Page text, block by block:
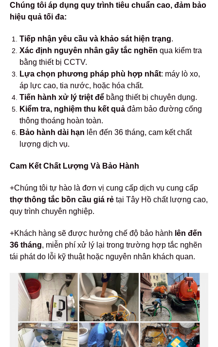
Chúng tôi áp dụng quy trình tiêu chuẩn cao, đảm bảo
hiệu quả tối đa:
Tiếp nhận yêu cầu và khảo sát hiện trạng.
Xác định nguyên nhân gây tắc nghẽn qua kiểm tra
bằng thiết bị CCTV.
Lựa chọn phương pháp phù hợp nhất: máy lò xo,
áp lực cao, tia nước, hoặc hóa chất.
Tiến hành xử lý triệt để bằng thiết bị chuyên dụng.
Kiểm tra, nghiệm thu kết quả đảm bảo đường cống
thông thoáng hoàn toàn.
Bảo hành dài hạn lên đến 36 tháng, cam kết chất
lượng dịch vụ.
Cam Kết Chất Lượng Và Bảo Hành
+Chúng tôi tự hào là đơn vị cung cấp dịch vụ cung cấp
thợ thông tắc bồn cầu giá rẻ tại Tây Hồ chất lượng cao,
quy trình chuyên nghiệp.
+Khách hàng sẽ được hưởng chế độ bảo hành lên đến
36 tháng, miễn phí xử lý lại trong trường hợp tắc nghẽn
tái phát do lỗi kỹ thuật hoặc nguyên nhân khách quan.